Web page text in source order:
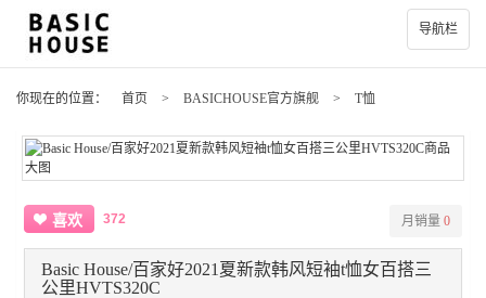
导航栏
你现在的位置： 首页 > BASICHOUSE官方旗舰 > T恤
喜欢 372 月销量 0
Basic House/百家好2021夏新款韩风短袖t恤女百搭三
公里HVTS320C